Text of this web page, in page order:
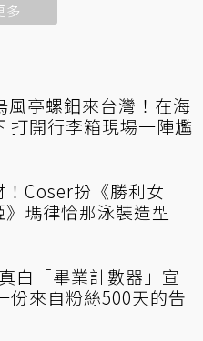
多
風亭螺鈿來台灣！在海
打開行李箱現場一陣尷
！Coser扮《勝利女
瑪律恰那泳裝造型
白「畢業計數器」宣
份來自粉絲500天的告